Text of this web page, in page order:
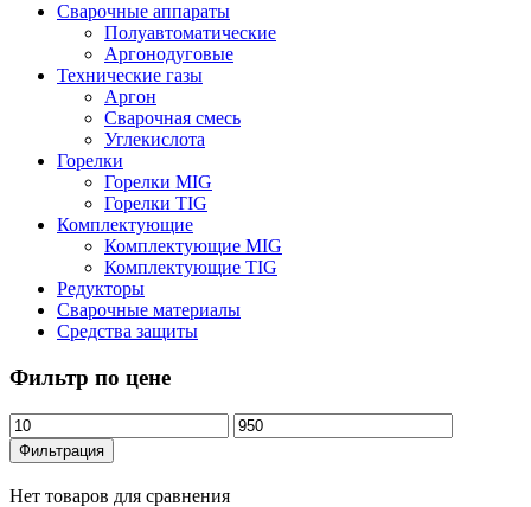
Сварочные аппараты
Полуавтоматические
Аргонодуговые
Технические газы
Аргон
Сварочная смесь
Углекислота
Горелки
Горелки MIG
Горелки TIG
Комплектующие
Комплектующие MIG
Комплектующие TIG
Редукторы
Сварочные материалы
Средства защиты
Фильтр по цене
Минимальная
цена
Максимальная
цена
Фильтрация
Нет товаров для сравнения